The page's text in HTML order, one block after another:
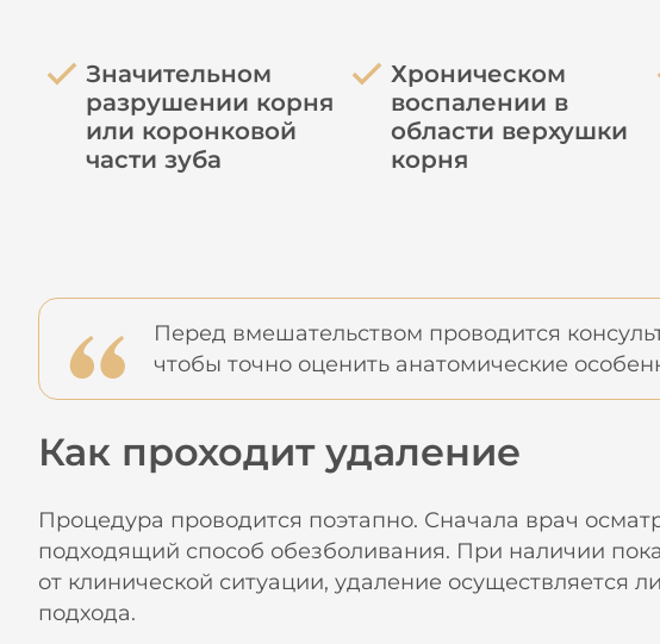
Значительном
разрушении корня
или коронковой
части зуба
Хроническом
воспалении в
области верхушки
корня
Перед вмешательством проводится
чтобы точно оценить анатомические
Как проходит удаление
Процедура проводится поэтапно. Сначала врач
подходящий способ обезболивания. При наличии
от клинической ситуации, удаление осуществляется
подхода.